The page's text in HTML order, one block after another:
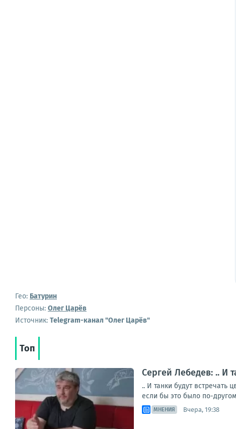
Гео: Батурин
Персоны: Олег Царёв
Источник: Telegram-канал "Олег Царёв"
Топ
Сергей Лебедев: .. И
.. И танки будут встречать
если бы это было по-
МНЕНИЯ Вчера, 19:38